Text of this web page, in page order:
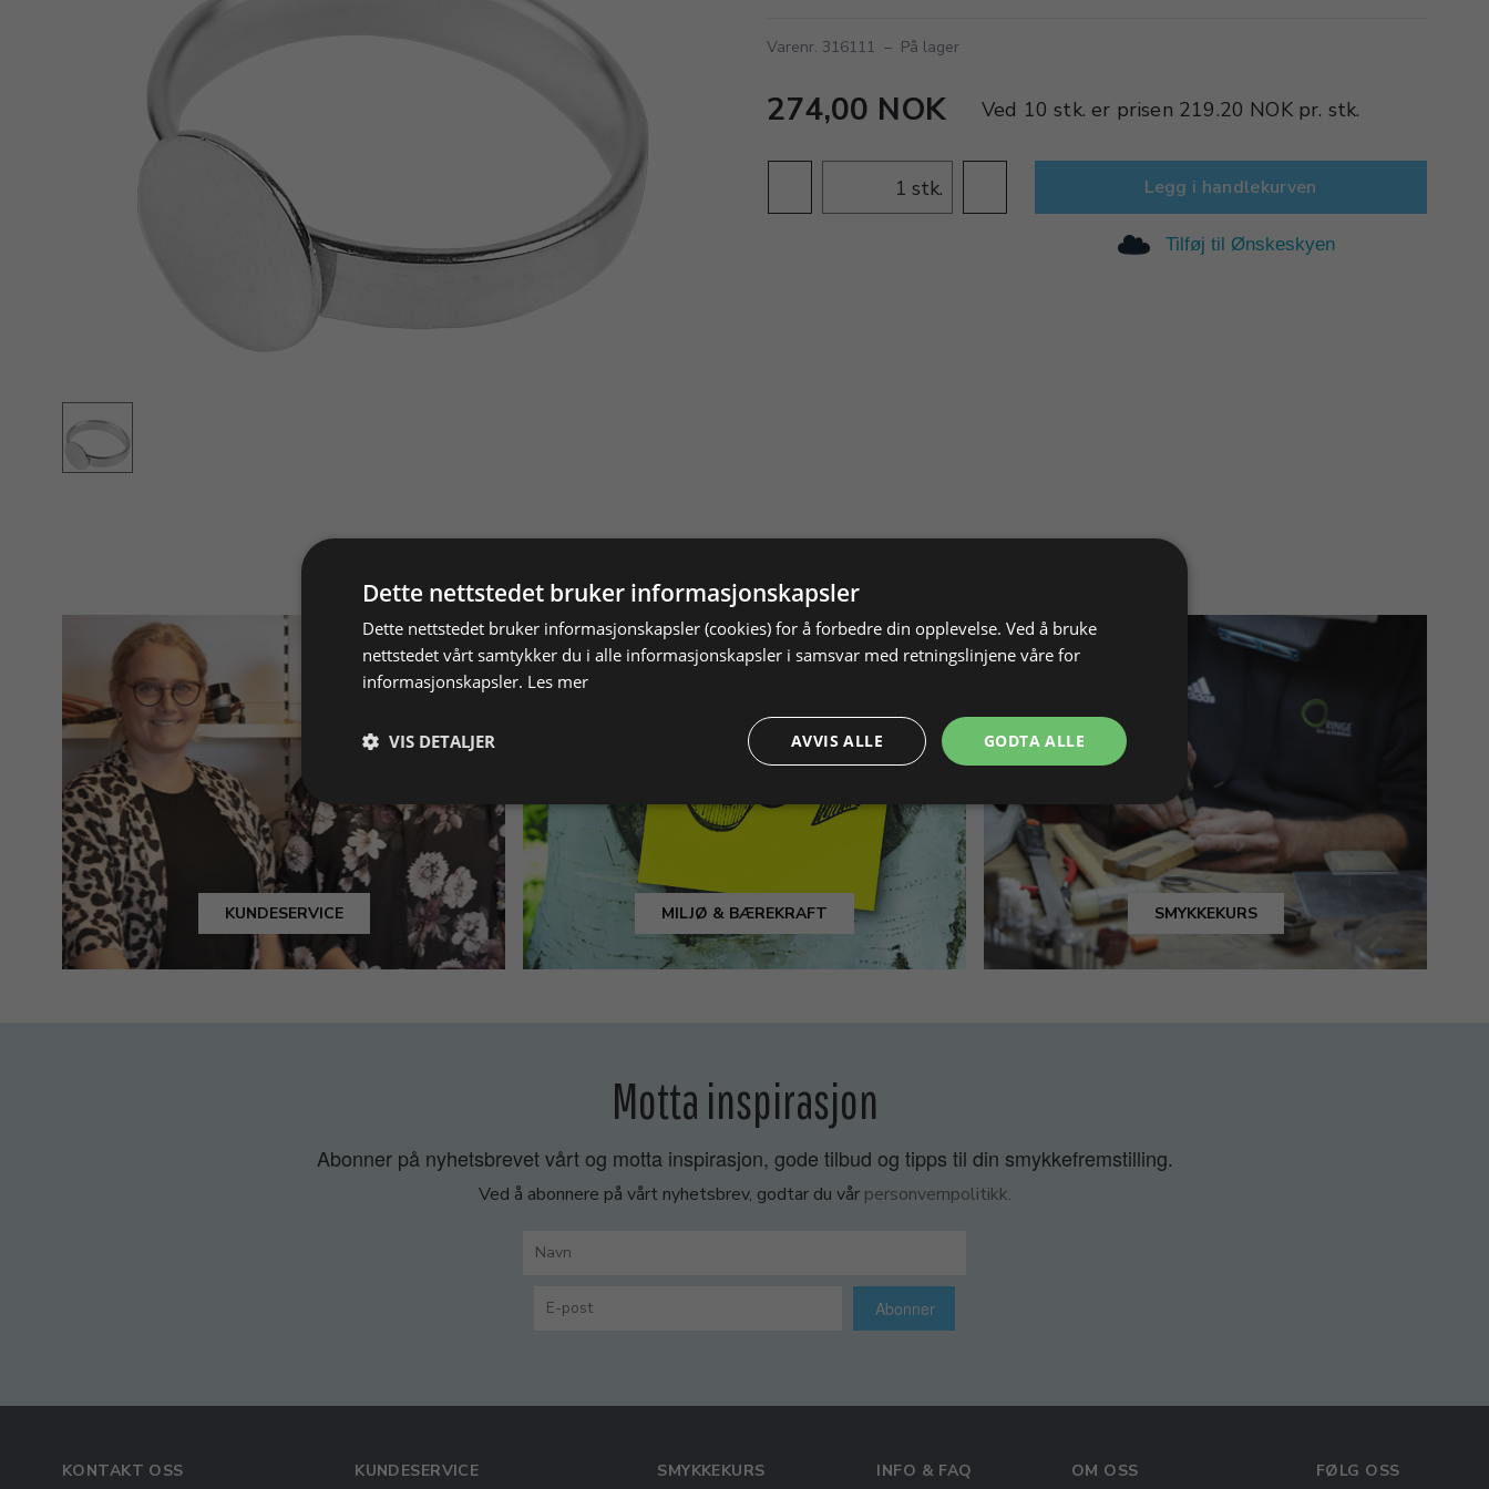
Varenr. 316111 – På lager
274,00 NOK Ved 10 stk. er prisen 219.20 NOKpr. stk.
stk. Legg i handlekurven
Tilføj til Ønskeskyen
KUNDESERVICE MILJØ & BÆREKRAFT SMYKKEKURS
Motta inspirasjon
Abonner på nyhetsbrevet vårt og motta inspirasjon, gode tilbud og tipps til din smykkefremstilling.
Ved å abonnere på vårt nyhetsbrev, godtar du vår personvernpolitikk.
Abonner
KONTAKT OSS KUNDESERVICE SMYKKEKURS INFO & FAQ OM OSS FØLG OSS
Dette nettstedet bruker informasjonskapsler
Dette nettstedet bruker informasjonskapsler (cookies) for å forbedre din opplevelse. Ved å bruke
nettstedet vårt samtykker du i alle informasjonskapsler i samsvar med retningslinjene våre for
informasjonskapsler. Les mer
GODTA ALLE
AVVIS ALLE
VIS DETALJER